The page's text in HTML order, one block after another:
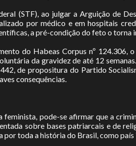
(STF), ao julgar a Arguição de
por médico e em hospitais
a pré-condição do feto o torna
do Habeas Corpus nº
da gravidez de até 12
de propositura do Partido
consequências.
pode-se afirmar que a
sobre bases patriarcais e de
por toda a história do Brasil, como país